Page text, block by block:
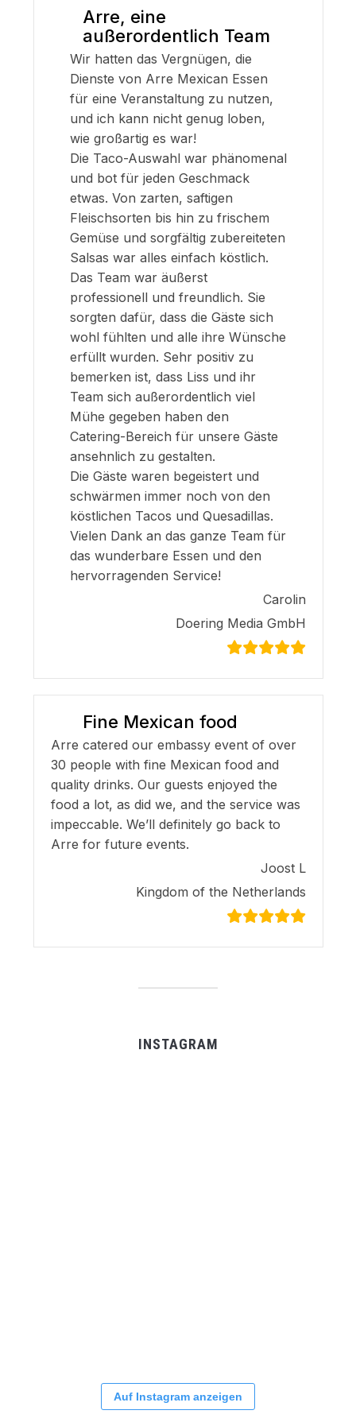
Arre, eine
außerordentlich Team
Wir hatten das Vergnügen, die
Dienste von Arre Mexican Essen
für eine Veranstaltung zu nutzen,
und ich kann nicht genug loben,
wie großartig es war!
Die Taco-Auswahl war phänomenal
und bot für jeden Geschmack
etwas. Von zarten, saftigen
Fleischsorten bis hin zu frischem
Gemüse und sorgfältig zubereiteten
Salsas war alles einfach köstlich.
Das Team war äußerst
professionell und freundlich. Sie
sorgten dafür, dass die Gäste sich
wohl fühlten und alle ihre Wünsche
erfüllt wurden. Sehr positiv zu
bemerken ist, dass Liss und ihr
Team sich außerordentlich viel
Mühe gegeben haben den
Catering-Bereich für unsere Gäste
ansehnlich zu gestalten.
Die Gäste waren begeistert und
schwärmen immer noch von den
köstlichen Tacos und Quesadillas.
Vielen Dank an das ganze Team für
das wunderbare Essen und den
hervorragenden Service!
Carolin
Doering Media GmbH
Fine Mexican food
Arre catered our embassy event of over
30 people with fine Mexican food and
quality drinks. Our guests enjoyed the
food a lot, as did we, and the service was
impeccable. We’ll definitely go back to
Arre for future events.
Joost L
Kingdom of the Netherlands
INSTAGRAM
Auf Instagram anzeigen